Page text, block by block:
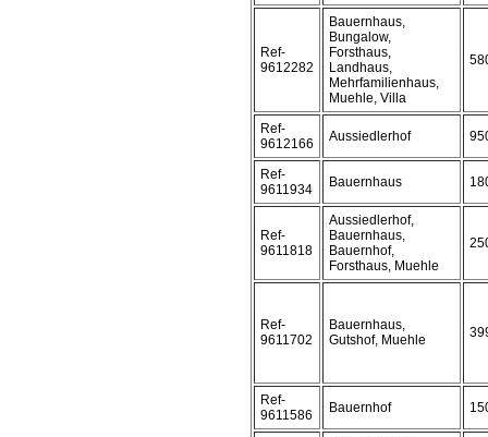
Ref-
9612282
Bauernhaus,
Bungalow,
Forsthaus,
Landhaus,
Mehrfamilienhaus,
Muehle, Villa
Ref-
9612166
Aussiedlerhof
Ref-
9611934
Bauernhaus
Ref-
9611818
Aussiedlerhof,
Bauernhaus,
Bauernhof,
Forsthaus, Muehle
Ref-
9611702
Bauernhaus,
Gutshof, Muehle
Ref-
9611586
Bauernhof